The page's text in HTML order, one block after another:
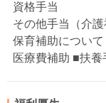
資格手当
その他手当（介
保育補助につい
医療費補助 ■扶